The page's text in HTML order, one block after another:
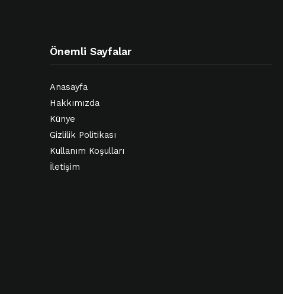
Önemli Sayfalar
Anasayfa
Hakkımızda
Künye
Gizlilik Politikası
Kullanım Koşulları
İletişim